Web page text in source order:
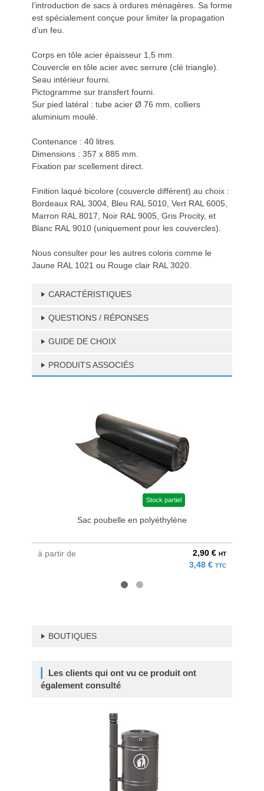
l’introduction de sacs à ordures ménagères. Sa forme
est spécialement conçue pour limiter la propagation
d’un feu.
Corps en tôle acier épaisseur 1,5 mm.
Couvercle en tôle acier avec serrure (clé triangle).
Seau intérieur fourni.
Pictogramme sur transfert fourni.
Sur pied latéral : tube acier Ø 76 mm, colliers
aluminium moulé.
Contenance : 40 litres.
Dimensions : 357 x 885 mm.
Fixation par scellement direct.
Finition laqué bicolore (couvercle différent) au choix :
Bordeaux RAL 3004, Bleu RAL 5010, Vert RAL 6005,
Marron RAL 8017, Noir RAL 9005, Gris Procity, et
Blanc RAL 9010 (uniquement pour les couvercles).
Nous consulter pour les autres coloris comme le
Jaune RAL 1021 ou Rouge clair RAL 3020.
CARACTÉRISTIQUES
QUESTIONS / RÉPONSES
GUIDE DE CHOIX
PRODUITS ASSOCIÉS
Stock partiel
Sac poubelle en polyéthylène
à partir de 2,90 € HT
3,48 € TTC
BOUTIQUES
Les clients qui ont vu ce produit ont
également consulté